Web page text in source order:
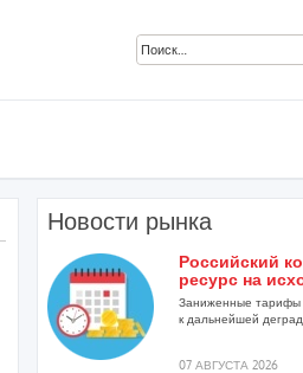
Новости рынка
Российский
ресурс на
Заниженные тарифы
к дальнейшей
07 АВГУСТА 2026